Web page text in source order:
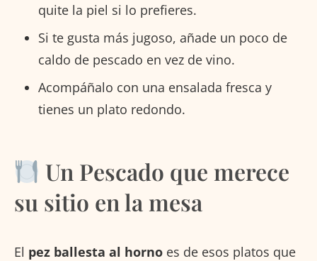
quite la piel si lo prefieres.
Si te gusta más jugoso, añade un poco de
caldo de pescado en vez de vino.
Acompáñalo con una ensalada fresca y
tienes un plato redondo.
Un Pescado que merece
su sitio en la mesa
El pez ballesta al horno es de esos platos que